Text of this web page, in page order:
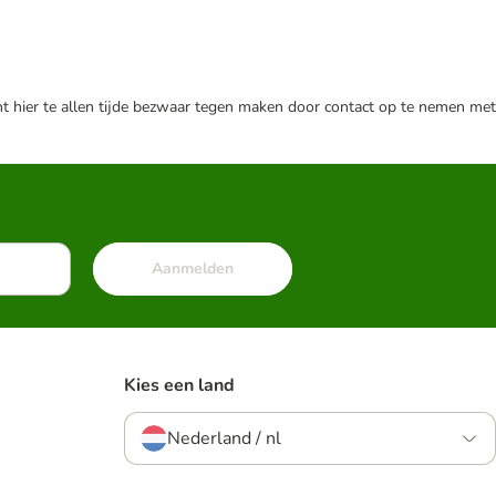
te allen tijde bezwaar tegen maken door contact op te nemen met
Aanmelden
Kies een land
Nederland / nl